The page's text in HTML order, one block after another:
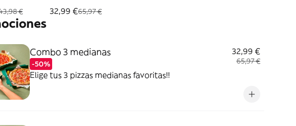
€ 32,99 €65,97 €
Combo 3 medianas
-50%
32,99 €
65,97 €
Elige tus 3 pizzas medianas favoritas!!